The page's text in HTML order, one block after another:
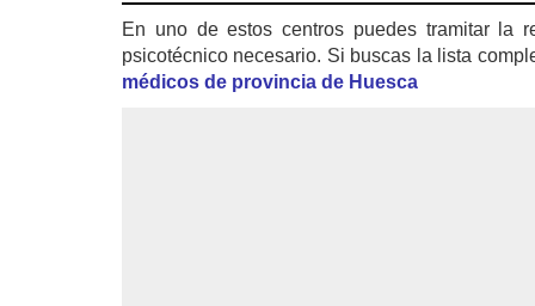
En uno de estos centros puedes tramitar la
psicotécnico necesario. Si buscas la lista
médicos de provincia de Huesca